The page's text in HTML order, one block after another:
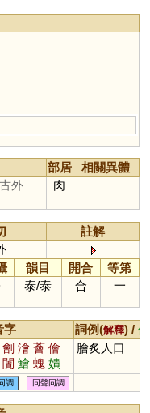
部居
相關異體
古外
肉
註解
韻目 開合
等第
泰/泰 合 一
字 詞例(解釋) /
劊 澮 薈 儈
闠 鱠 螝 嬇
膾炙人口
調 同聲同調